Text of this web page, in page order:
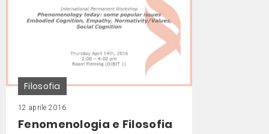
Filosofia
12 aprile 2016
Fenomenologia e Filosofia